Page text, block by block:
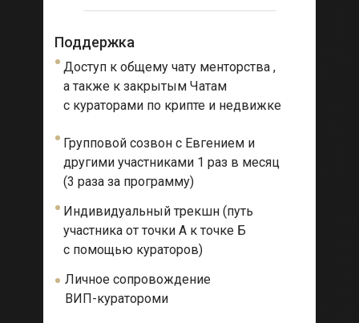
Доступ к общему чату менторства ,
а также к закрытым Чатам
с кураторами по крипте и недвижке
Поддержка
Групповой созвон с Евгением и
другими участниками 1 раз в месяц
(3 раза за программу)
Индивидуальный трекшн (путь
участника от точки А к точке Б
с помощью кураторов)
Личное сопровождение
ВИП-куратороми